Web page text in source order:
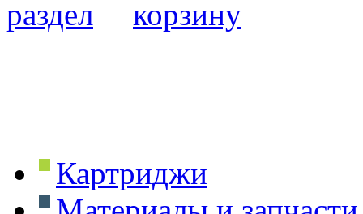
Картриджи